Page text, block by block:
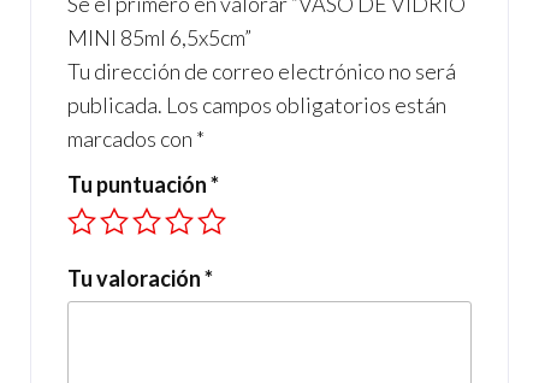
k
p
MINI 85ml 6,5x5cm”
Tu dirección de correo electrónico no será
publicada. Los campos obligatorios están
marcados con *
Tu puntuación*
Tu valoración*